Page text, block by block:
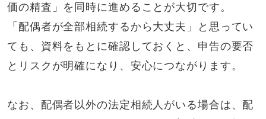
価の精査」を同時に進めることが大切です。
「配偶者が全部相続するから大丈夫」と思ってい
ても、資料をもとに確認しておくと、申告の要否
とリスクが明確になり、安心につながります。
なお、配偶者以外の法定相続人がいる場合は、配